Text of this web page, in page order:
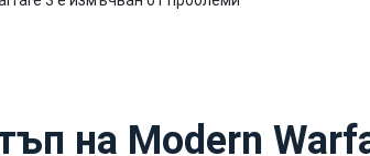
на Modern